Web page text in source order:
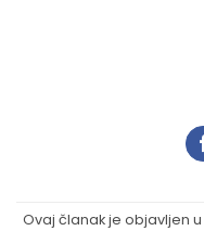
Ovaj članak je objavljen u